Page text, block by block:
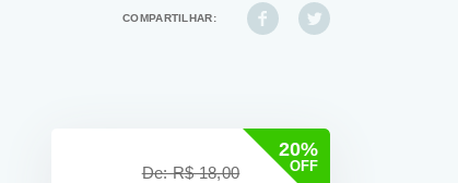
COMPARTILHAR:
20%
OFF
De: R$ 18,00